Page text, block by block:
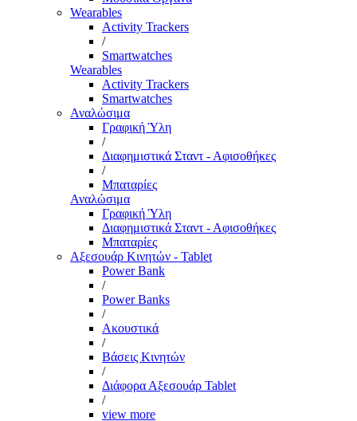
Wearables
Activity Trackers
/
Smartwatches
Wearables
Activity Trackers
Smartwatches
Αναλώσιμα
Γραφική Ύλη
/
Διαφημιστικά Σταντ - Αφισοθήκες
/
Μπαταρίες
Αναλώσιμα
Γραφική Ύλη
Διαφημιστικά Σταντ - Αφισοθήκες
Μπαταρίες
Αξεσουάρ Κινητών - Tablet
Power Bank
/
Power Banks
/
Ακουστικά
/
Βάσεις Κινητών
/
Διάφορα Αξεσουάρ Tablet
/
view more